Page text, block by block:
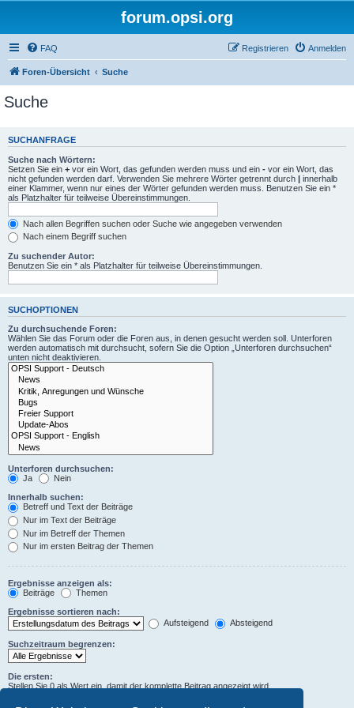
forum.opsi.org
FAQ Anmelden
Registrieren
Foren-Übersicht Suche
Suche
SUCHANFRAGE
Suche nach Wörtern:
Setzen Sie ein + vor ein Wort, das gefunden werden muss und ein - vor ein Wort, das
nicht gefunden werden darf. Verwenden Sie mehrere Wörter getrennt durch | innerhalb
einer Klammer, wenn nur eines der Wörter gefunden werden muss. Benutzen Sie ein *
als Platzhalter für teilweise Übereinstimmungen.
Nach allen Begriffen suchen oder Suche wie angegeben verwenden
Nach einem Begriff suchen
Zu suchender Autor:
Benutzen Sie ein * als Platzhalter für teilweise Übereinstimmungen.
SUCHOPTIONEN
Zu durchsuchende Foren:
Wählen Sie das Forum oder die Foren aus, in denen gesucht werden soll. Unterforen
werden automatisch mit durchsucht, sofern Sie die Option „Unterforen durchsuchen“
unten nicht deaktivieren.
Unterforen durchsuchen:
Ja
Nein
Innerhalb suchen:
Betreff und Text der Beiträge
Nur im Text der Beiträge
Nur im Betreff der Themen
Nur im ersten Beitrag der Themen
Ergebnisse anzeigen als:
Beiträge
Themen
Ergebnisse sortieren nach:
Aufsteigend
Absteigend
Suchzeitraum begrenzen:
Die ersten:
Stellen Sie 0 als Wert ein, damit der komplette Beitrag angezeigt wird.